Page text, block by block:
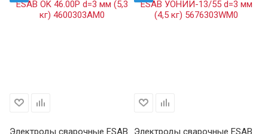
Электроды сварочные ESAB Электроды сварочные ESAB